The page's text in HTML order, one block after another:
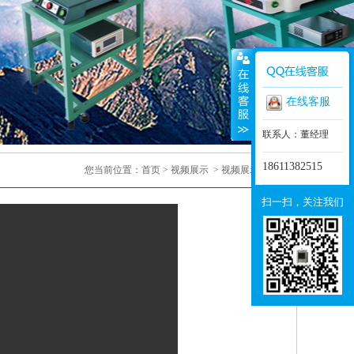
您当前位置： 首页 > 视频展示 > 视频展示 > 正文
在线客服
联系人：董经理
18611382515
扫一扫，关注我们